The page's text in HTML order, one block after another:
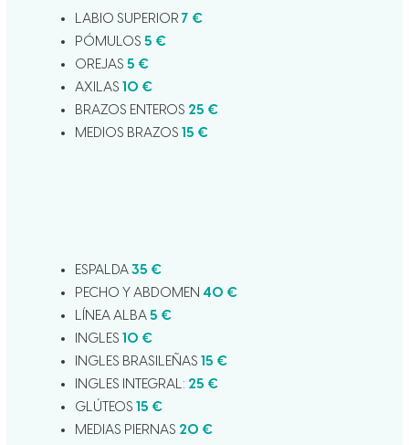
LABIO SUPERIOR 7 €
PÓMULOS5 €
OREJAS 5 €
AXILAS10 €
BRAZOS ENTEROS 25 €
MEDIOS BRAZOS15 €
ESPALDA35 €
PECHO Y ABDOMEN 40 €
LÍNEA ALBA5 €
INGLES10 €
INGLES BRASILEÑAS15 €
INGLES INTEGRAL: 25 €
GLÚTEOS15 €
MEDIAS PIERNAS 20 €